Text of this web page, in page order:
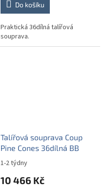
Do košíku
Praktická 36dílná talířová
souprava.
Talířová souprava Coup
Pine Cones 36dílná BB
1-2 týdny
10 466 Kč